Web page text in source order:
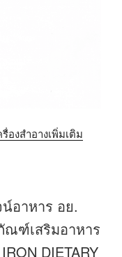
องสำอางเพิ่มเติม
อาหาร อย.
ณฑ์เสริมอาหาร
DIETARY